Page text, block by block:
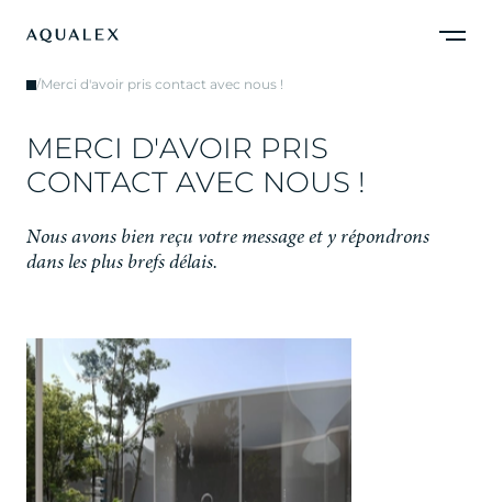
/Merci d'avoir pris contact avec nous !
MERCI D'AVOIR PRIS
CONTACT AVEC NOUS !
Nous avons bien reçu votre message et y répondrons
dans les plus brefs délais.